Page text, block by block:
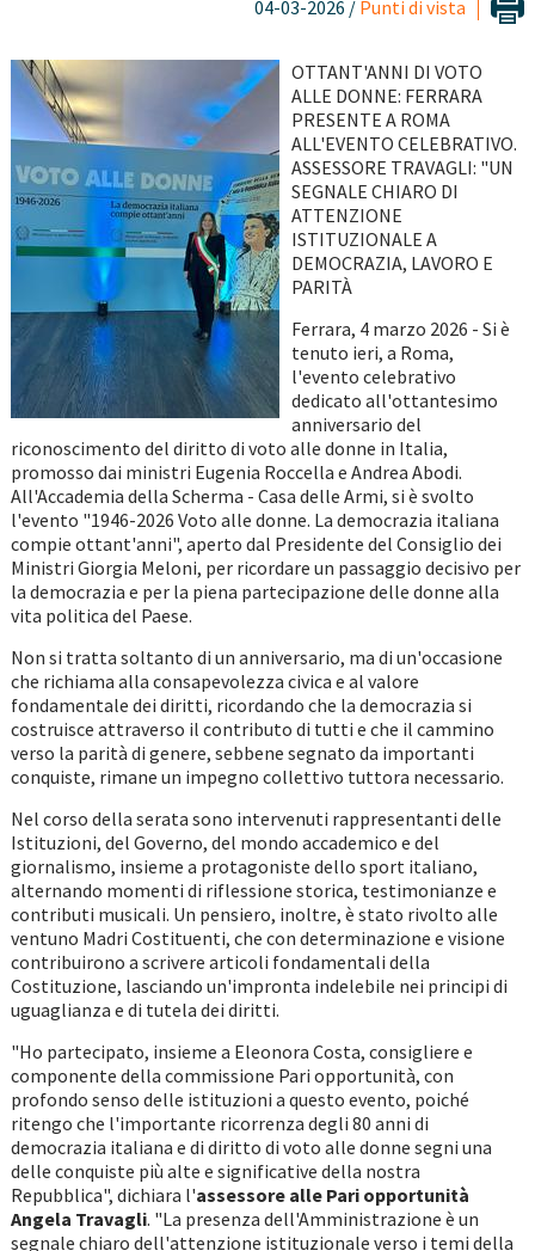
04-03-2026 / Punti di vista
OTTANT'ANNI DI VOTO
ALLE DONNE: FERRARA
PRESENTE A ROMA
ALL'EVENTO CELEBRATIVO.
ASSESSORE TRAVAGLI: "UN
SEGNALE CHIARO DI
ATTENZIONE
ISTITUZIONALE A
DEMOCRAZIA, LAVORO E
PARITÀ
Ferrara, 4 marzo 2026 - Si è
tenuto ieri, a Roma,
l'evento celebrativo
dedicato all'ottantesimo
anniversario del
riconoscimento del diritto di voto alle donne in Italia,
promosso dai ministri Eugenia Roccella e Andrea Abodi.
All'Accademia della Scherma - Casa delle Armi, si è svolto
l'evento "1946-2026 Voto alle donne. La democrazia italiana
compie ottant'anni", aperto dal Presidente del Consiglio dei
Ministri Giorgia Meloni, per ricordare un passaggio decisivo per
la democrazia e per la piena partecipazione delle donne alla
vita politica del Paese.
Non si tratta soltanto di un anniversario, ma di un'occasione
che richiama alla consapevolezza civica e al valore
fondamentale dei diritti, ricordando che la democrazia si
costruisce attraverso il contributo di tutti e che il cammino
verso la parità di genere, sebbene segnato da importanti
conquiste, rimane un impegno collettivo tuttora necessario.
Nel corso della serata sono intervenuti rappresentanti delle
Istituzioni, del Governo, del mondo accademico e del
giornalismo, insieme a protagoniste dello sport italiano,
alternando momenti di riflessione storica, testimonianze e
contributi musicali. Un pensiero, inoltre, è stato rivolto alle
ventuno Madri Costituenti, che con determinazione e visione
contribuirono a scrivere articoli fondamentali della
Costituzione, lasciando un'impronta indelebile nei principi di
uguaglianza e di tutela dei diritti.
"Ho partecipato, insieme a Eleonora Costa, consigliere e
componente della commissione Pari opportunità, con
profondo senso delle istituzioni a questo evento, poiché
ritengo che l'importante ricorrenza degli 80 anni di
democrazia italiana e di diritto di voto alle donne segni una
delle conquiste più alte e significative della nostra
Repubblica", dichiara l'assessore alle Pari opportunità
Angela Travagli. "La presenza dell'Amministrazione è un
segnale chiaro dell'attenzione istituzionale verso i temi della